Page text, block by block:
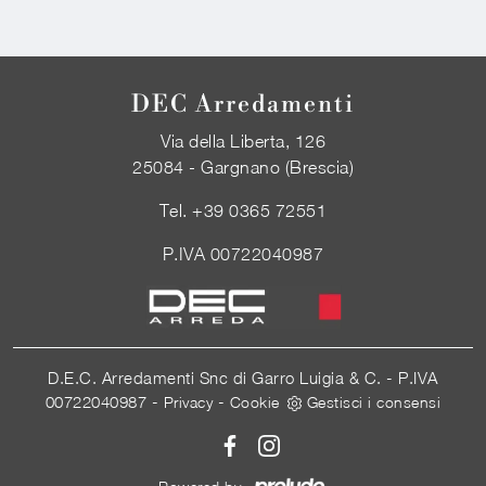
DEC Arredamenti
Via della Liberta, 126
25084 - Gargnano (Brescia)
Tel.+39 0365 72551
P.IVA 00722040987
D.E.C. Arredamenti Snc di Garro Luigia & C. - P.IVA
00722040987 - Privacy- Cookie Gestisci i consensi